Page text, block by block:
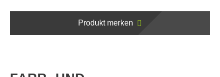
Produkt merken